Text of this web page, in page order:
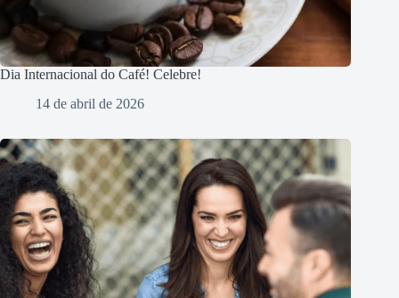
Dia Internacional do Café! Celebre!
14 de abril de 2026